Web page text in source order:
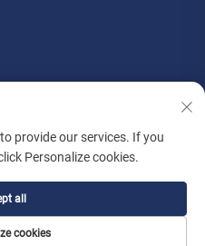
Group Co., Ltd.Политика
Свържете Се с Нас
provide our services. If you
Personalize cookies.
cookies
all